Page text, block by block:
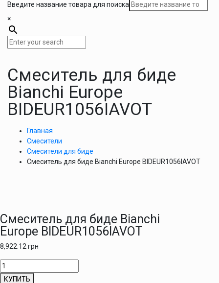
Введите название товара для поиска
×
Смеситель для биде
Bianchi Europe
BIDEUR1056IAVOT
Главная
Смесители
Смесители для биде
Смеситель для биде Bianchi Europe BIDEUR1056IAVOT
Смеситель для биде Bianchi
Europe BIDEUR1056IAVOT
8,922.12 грн
Количество
товара
КУПИТЬ